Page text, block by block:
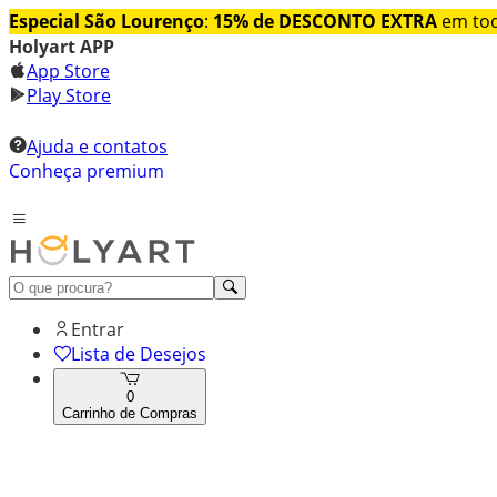
Especial São Lourenço: 15% de DESCONTO EXTRA em
Holyart APP
App Store
Play Store
Ajuda e contatos
Conheça premium
Entrar
Lista de Desejos
0
Carrinho de Compras